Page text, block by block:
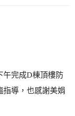
午完成D棟頂樓防
指導，也感謝美娟